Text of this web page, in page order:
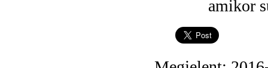
amikor